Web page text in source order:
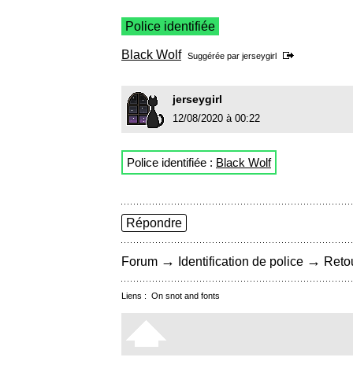
Police identifiée
Black Wolf Suggérée par jerseygirl
jerseygirl
12/08/2020 à 00:22
Police identifiée : Black Wolf
Répondre
Forum → Identification de police →
Liens : On snot and fonts